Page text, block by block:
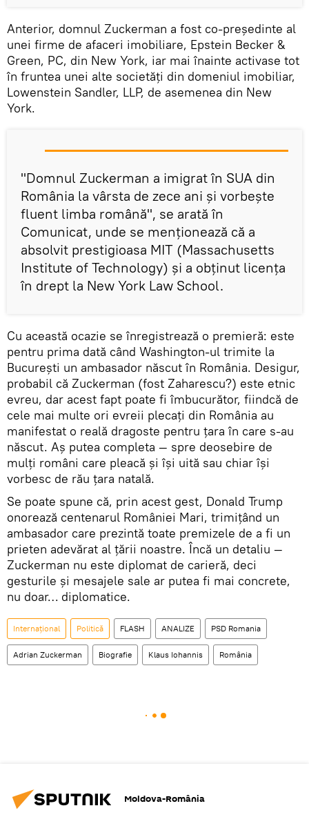
Anterior, domnul Zuckerman a fost co-președinte al
unei firme de afaceri imobiliare, Epstein Becker &
Green, PC, din New York, iar mai înainte activase tot
în fruntea unei alte societăți din domeniul imobiliar,
Lowenstein Sandler, LLP, de asemenea din New
York.
"Domnul Zuckerman a imigrat în SUA din
România la vârsta de zece ani și vorbește
fluent limba română", se arată în
Comunicat, unde se menționează că a
absolvit prestigioasa MIT (Massachusetts
Institute of Technology) și a obținut licența
în drept la New York Law School.
Cu această ocazie se înregistrează o premieră: este
pentru prima dată când Washington-ul trimite la
București un ambasador născut în România. Desigur,
probabil că Zuckerman (fost Zaharescu?) este etnic
evreu, dar acest fapt poate fi îmbucurător, fiindcă de
cele mai multe ori evreii plecați din România au
manifestat o reală dragoste pentru țara în care s-au
născut. Aș putea completa — spre deosebire de
mulți români care pleacă și își uită sau chiar își
vorbesc de rău țara natală.
Se poate spune că, prin acest gest, Donald Trump
onorează centenarul României Mari, trimițând un
ambasador care prezintă toate premizele de a fi un
prieten adevărat al țării noastre. Încă un detaliu —
Zuckerman nu este diplomat de carieră, deci
gesturile și mesajele sale ar putea fi mai concrete,
nu doar… diplomatice.
Internaţional Politică FLASH ANALIZE PSD Romania
Adrian Zuckerman Biografie Klaus Iohannis România
Moldova-România